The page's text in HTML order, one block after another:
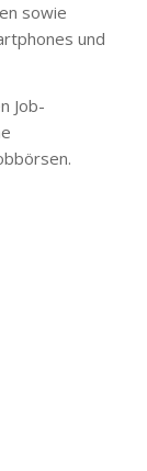
sowie
und
Job-